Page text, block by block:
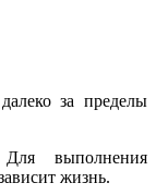
за пределы
выполнения
жизнь.